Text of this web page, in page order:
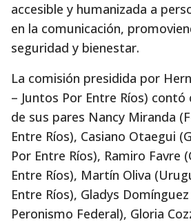
accesible y humanizada a
en la comunicación,
seguridad y bienestar.
La comisión presidida por
– Juntos Por Entre Ríos) contó
de sus pares Nancy Miranda
Entre Ríos), Casiano Otaegui
Por Entre Ríos), Ramiro Favre
Entre Ríos), Martín Oliva
Entre Ríos), Gladys
Peronismo Federal), Gloria